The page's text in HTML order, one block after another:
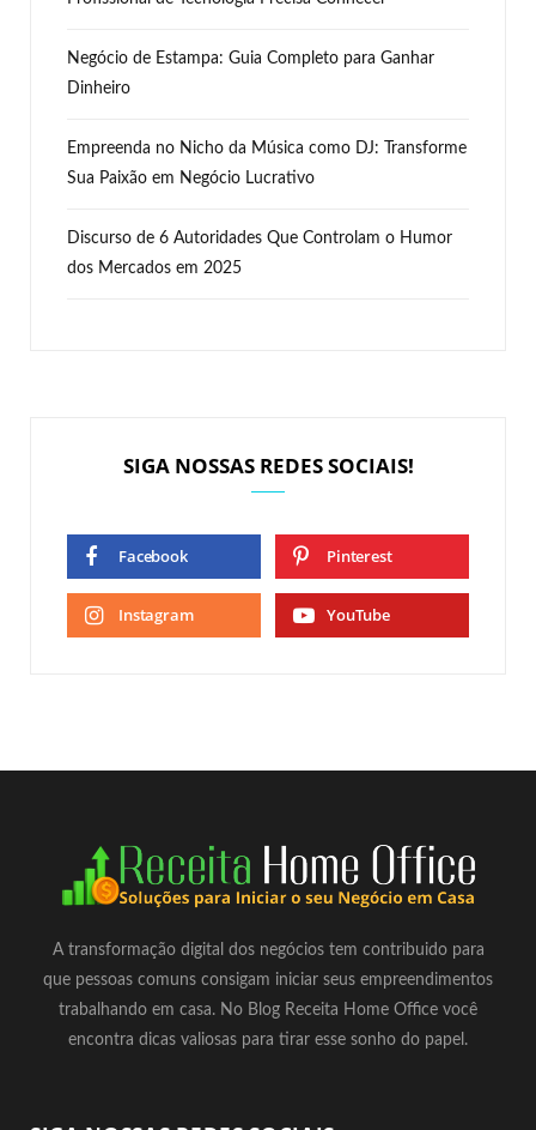
Negócio de Estampa: Guia Completo para Ganhar
Dinheiro
Empreenda no Nicho da Música como DJ: Transforme
Sua Paixão em Negócio Lucrativo
Discurso de 6 Autoridades Que Controlam o Humor
dos Mercados em 2025
SIGA NOSSAS REDES SOCIAIS!
Facebook Pinterest
Instagram YouTube
A transformação digital dos negócios tem contribuido para
que pessoas comuns consigam iniciar seus empreendimentos
trabalhando em casa. No Blog Receita Home Office você
encontra dicas valiosas para tirar esse sonho do papel.